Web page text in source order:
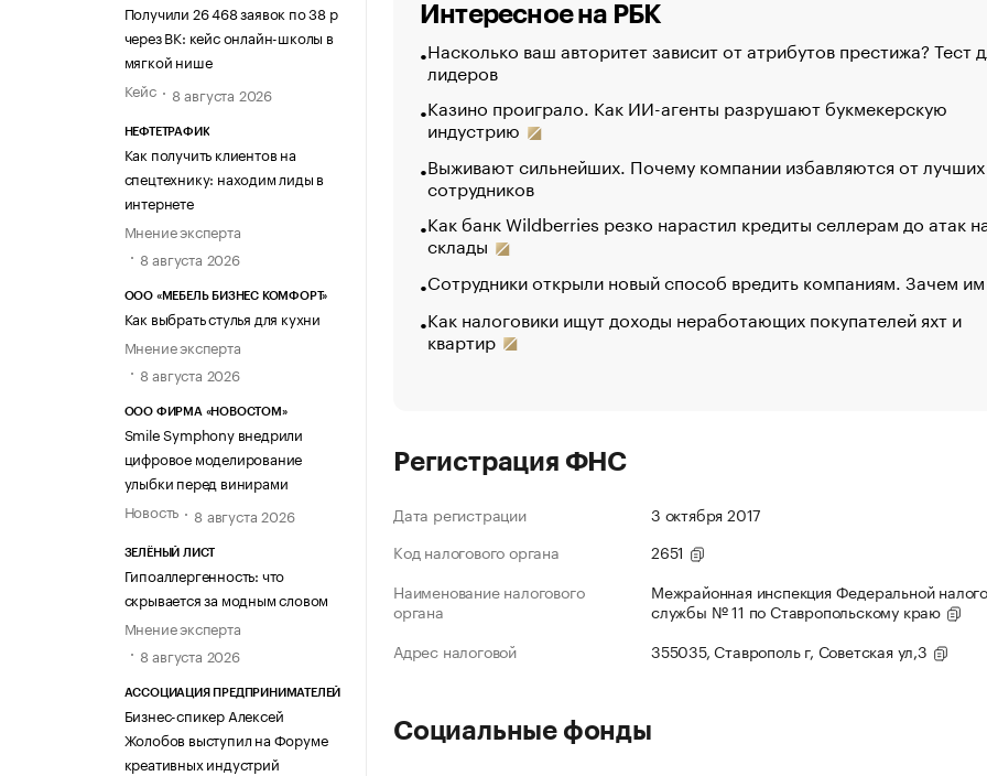
Получили 26 468 заявок по 38 р
через ВК: кейс онлайн-школы в
мягкой нише
Кейс
8 августа 2026
НЕФТЕТРАФИК
Как получить клиентов на
спецтехнику: находим лиды в
интернете
Мнение эксперта
8 августа 2026
ООО «МЕБЕЛЬ БИЗНЕС КОМФОРТ»
Как выбрать стулья для кухни
Мнение эксперта
8 августа 2026
ООО ФИРМА «НОВОСТОМ»
Smile Symphony внедрили
цифровое моделирование
улыбки перед винирами
Новость
8 августа 2026
ЗЕЛЁНЫЙ ЛИСТ
Гипоаллергенность: что
скрывается за модным словом
Мнение эксперта
8 августа 2026
АССОЦИАЦИЯ ПРЕДПРИНИМАТЕЛЕЙ
Бизнес-спикер Алексей
Жолобов выступил на Форуме
креативных индустрий
Интересное на РБК
Насколько ваш авторитет зависит от атрибутов престижа? Тест
лидеров
Казино проиграло. Как ИИ-агенты разрушают букмекерскую
индустрию
Выживают сильнейших. Почему компании избавляются от лучших
сотрудников
Как банк Wildberries резко нарастил кредиты селлерам до атак
склады
Сотрудники открыли новый способ вредить компаниям. Зачем
Как налоговики ищут доходы неработающих покупателей яхт и
квартир
Регистрация ФНС
Дата регистрации
3 октября 2017
Код налогового органа
2651
Наименование налогового
органа
Межрайонная инспекция Федеральной
службы № 11 по Ставропольскому краю
Адрес налоговой
355035, Ставрополь г, Советская ул,3
Социальные фонды